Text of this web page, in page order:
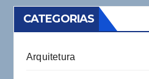
CATEGORIAS
Arquitetura